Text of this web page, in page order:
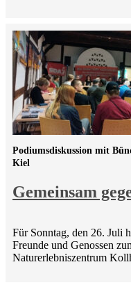
Gemeinsam
Podiumsdiskussion mit
Kiel
Für Sonntag, den 26. Juli
Freunde und Genossen
Naturerlebniszentrum